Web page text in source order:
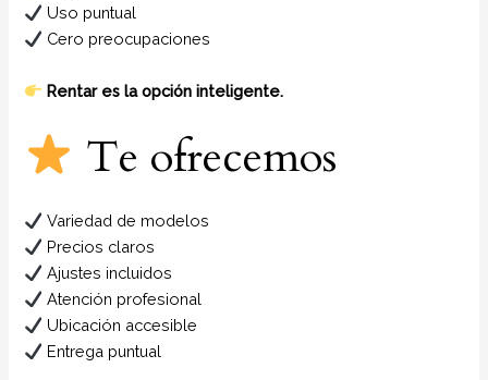
Uso puntual
Cero preocupaciones
Rentar es la opción inteligente.
Te ofrecemos
Variedad de modelos
Precios claros
Ajustes incluidos
Atención profesional
Ubicación accesible
Entrega puntual